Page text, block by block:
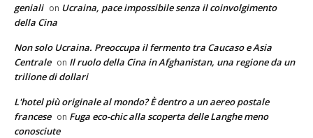
geniali on Ucraina, pace impossibile senza il coinvolgimento
della Cina
Non solo Ucraina. Preoccupa il fermento tra Caucaso e Asia
Centrale on Il ruolo della Cina in Afghanistan, una regione da un
trilione di dollari
L'hotel più originale al mondo? È dentro a un aereo postale
francese on Fuga eco-chic alla scoperta delle Langhe meno
conosciute